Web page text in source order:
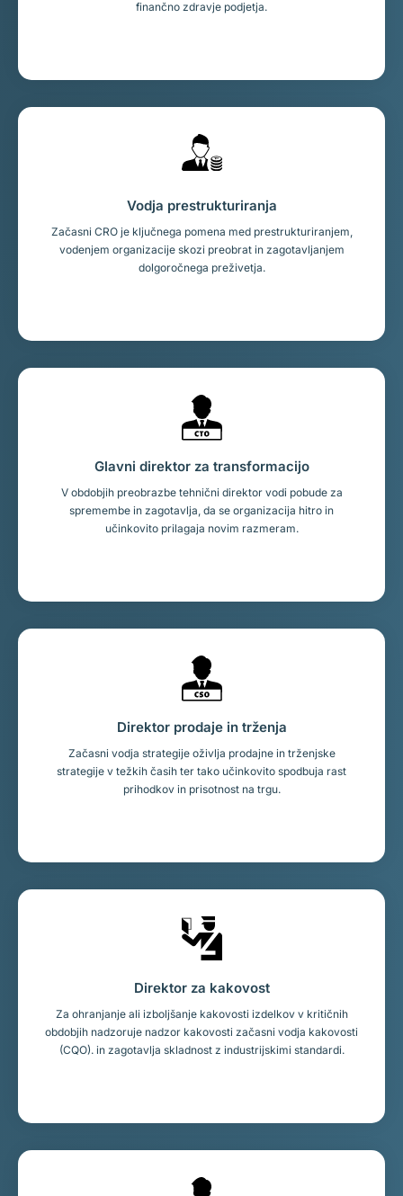
finančno zdravje podjetja.
Vodja prestrukturiranja
Začasni CRO je ključnega pomena med prestrukturiranjem,
vodenjem organizacije skozi preobrat in zagotavljanjem
dolgoročnega preživetja.
Glavni direktor za transformacijo
V obdobjih preobrazbe tehnični direktor vodi pobude za
spremembe in zagotavlja, da se organizacija hitro in
učinkovito prilagaja novim razmeram.
Direktor prodaje in trženja
Začasni vodja strategije oživlja prodajne in trženjske
strategije v težkih časih ter tako učinkovito spodbuja rast
prihodkov in prisotnost na trgu.
Direktor za kakovost
Za ohranjanje ali izboljšanje kakovosti izdelkov v kritičnih
obdobjih nadzoruje nadzor kakovosti začasni vodja kakovosti
(CQO). in zagotavlja skladnost z industrijskimi standardi.